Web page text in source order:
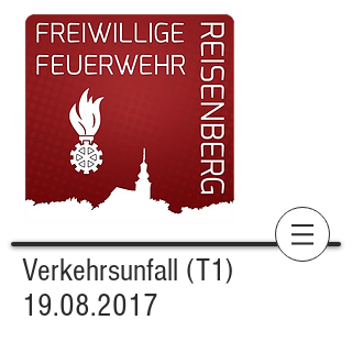
Verkehrsunfall (T1)
19.08.2017